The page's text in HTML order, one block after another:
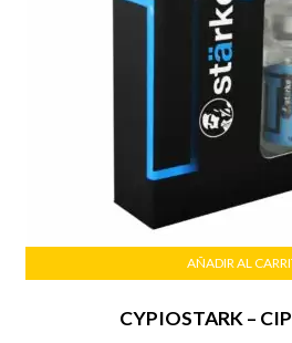
CYPIOSTARK –
AÑADIR AL